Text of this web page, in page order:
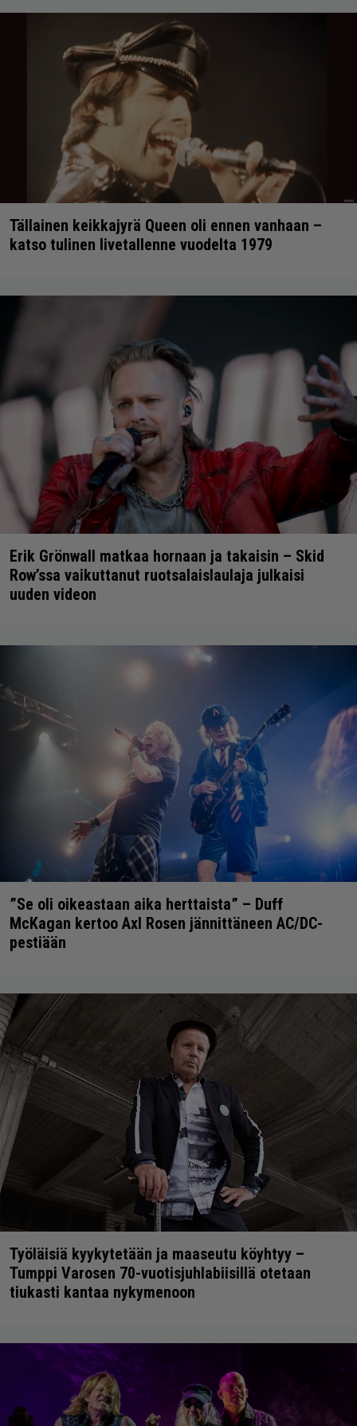
Tällainen keikkajyrä Queen oli ennen vanhaan –
katso tulinen livetallenne vuodelta 1979
Erik Grönwall matkaa hornaan ja takaisin – Skid
Row’ssa vaikuttanut ruotsalaislaulaja julkaisi
uuden videon
”Se oli oikeastaan aika herttaista” – Duff
McKagan kertoo Axl Rosen jännittäneen AC/DC-
pestiään
Työläisiä kyykytetään ja maaseutu köyhtyy –
Tumppi Varosen 70-vuotisjuhlabiisillä otetaan
tiukasti kantaa nykymenoon